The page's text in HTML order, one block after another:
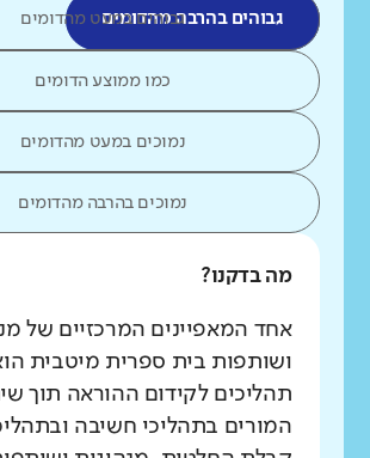
גבוהים בהרבה מהדומיםגבוהים במעט מהדומים
כמו ממוצע הדומים
נמוכים במעט מהדומים
נמוכים בהרבה מהדומים
מה בדקנו?
אחד המאפיינים המרכזיים של
ושותפות בית ספרית מיטבית
תהליכים לקידום ההוראה תוך
המורים בתהליכי חשיבה